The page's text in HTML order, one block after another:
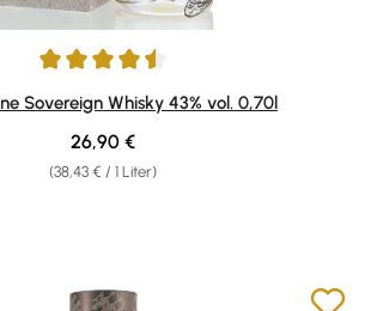
Bewertung von 4.5 von 5 Sternen
Sovereign Whisky 43% vol. 0,70l
(38,43 € / 1 Liter)
Regulärer Preis:
26,90 €